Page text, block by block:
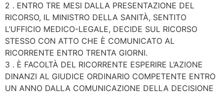
2 . ENTRO TRE MESI DALLA PRESENTAZIONE DEL
RICORSO, IL MINISTRO DELLA SANITÀ, SENTITO
L’UFFICIO MEDICO-LEGALE, DECIDE SUL RICORSO
STESSO CON ATTO CHE È COMUNICATO AL
RICORRENTE ENTRO TRENTA GIORNI.
3 . È FACOLTÀ DEL RICORRENTE ESPERIRE L’AZIONE
DINANZI AL GIUDICE ORDINARIO COMPETENTE ENTRO
UN ANNO DALLA COMUNICAZIONE DELLA DECISIONE